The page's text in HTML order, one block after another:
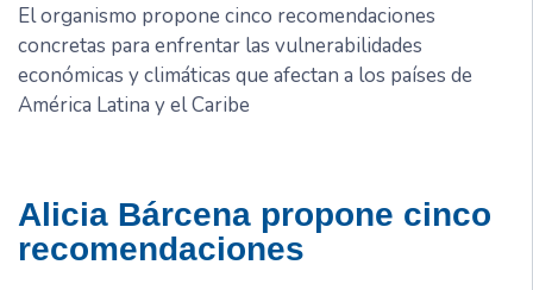
El organismo propone cinco recomendaciones
concretas para enfrentar las vulnerabilidades
económicas y climáticas que afectan a los países de
América Latina y el Caribe
Alicia Bárcena propone cinco
recomendaciones